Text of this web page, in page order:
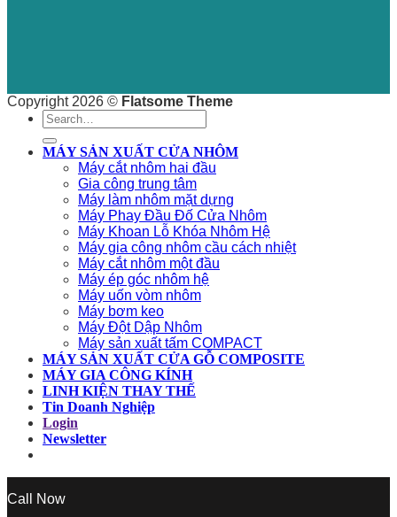
Copyright 2026 © Flatsome Theme
Search
for:
MÁY SẢN XUẤT CỬA NHÔM
Máy cắt nhôm hai đầu
Gia công trung tâm
Máy làm nhôm mặt dựng
Máy Phay Đầu Đố Cửa Nhôm
Máy Khoan Lỗ Khóa Nhôm Hệ
Máy gia công nhôm cầu cách nhiệt
Máy cắt nhôm một đầu
Máy ép góc nhôm hệ
Máy uốn vòm nhôm
Máy bơm keo
Máy Đột Dập Nhôm
Máy sản xuất tấm COMPACT
MÁY SẢN XUẤT CỬA GỖ COMPOSITE
MÁY GIA CÔNG KÍNH
LINH KIỆN THAY THẾ
Tin Doanh Nghiệp
Login
Newsletter
Call Now